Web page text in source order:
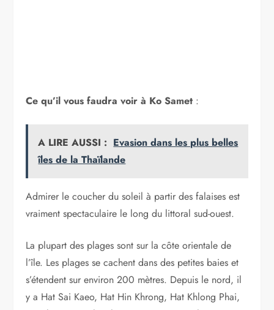
Ce qu’il vous faudra voir à Ko Samet :
A LIRE AUSSI : Evasion dans les plus belles
îles de la Thaïlande
Admirer le coucher du soleil à partir des falaises est
vraiment spectaculaire le long du littoral sud-ouest.
La plupart des plages sont sur la côte orientale de
l’île. Les plages se cachent dans des petites baies et
s’étendent sur environ 200 mètres. Depuis le nord, il
y a Hat Sai Kaeo, Hat Hin Khrong, Hat Khlong Phai,